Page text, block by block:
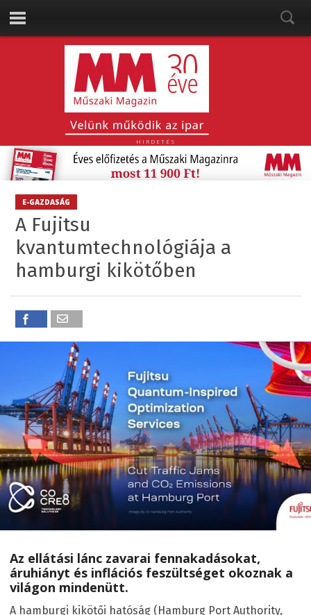
HIRDETÉS
E-GAZDASÁG
A Fujitsu
kvantumtechnológiája a
hamburgi kikötőben
Az ellátási lánc zavarai fennakadásokat,
áruhiányt és inflációs feszültséget okoznak a
világon mindenütt.
A hamburgi kikötői hatóság (Hamburg Port Authority,